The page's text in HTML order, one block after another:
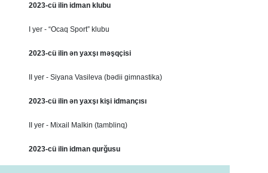
2023-cü ilin idman klubu
I yer - “Ocaq Sport” klubu
2023-cü ilin ən yaxşı məşqçisi
II yer - Siyana Vasileva (bədii gimnastika)
2023-cü ilin ən yaxşı kişi idmançısı
II yer - Mixail Malkin (tamblinq)
2023-cü ilin idman qurğusu